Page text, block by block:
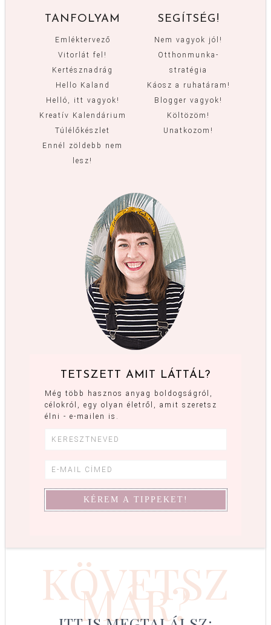
TANFOLYAM
Emléktervező
Vitorlát fel!
Kertésznadrág
Hello Kaland
Helló, itt vagyok!
Kreatív Kalendárium
Túlélőkészlet
Ennél zöldebb nem
lesz!
SEGÍTSÉG!
Nem vagyok jól!
Otthonmunka-
stratégia
Káosz a ruhatáram!
Blogger vagyok!
Költözöm!
Unatkozom!
TETSZETT AMIT LÁTTÁL?
Még több hasznos anyag boldogságról,
célokról, egy olyan életről, amit szeretsz
élni - e-mailen is.
KÖVETSZ
MÁR?